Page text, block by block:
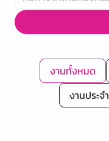
งานทั้งหมด
งานประจำ